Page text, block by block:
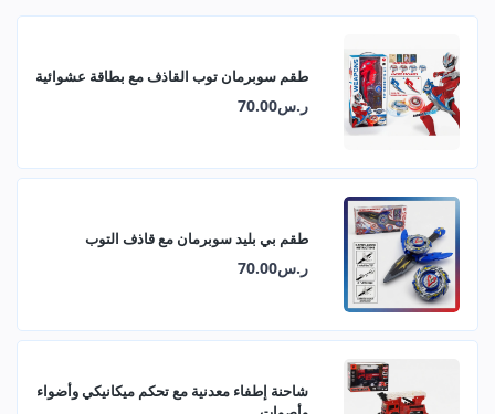
طقم سوبرمان توب القاذف مع بطاقة عشوائية
ر.س70.00
طقم بي بليد سوبرمان مع قاذف التوب
ر.س70.00
شاحنة إطفاء معدنية مع تحكم ميكانيكي وأضواء